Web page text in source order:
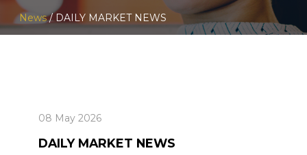
News/ DAILY MARKET NEWS
08 May 2026
DAILY MARKET NEWS